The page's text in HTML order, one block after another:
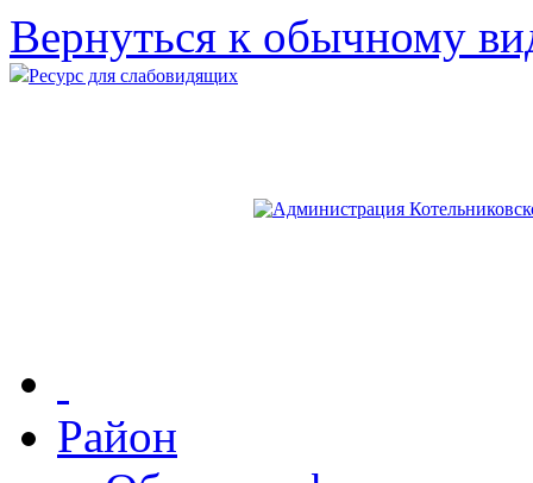
Вернуться к обычному
Ресурс для слабовидящих
Район